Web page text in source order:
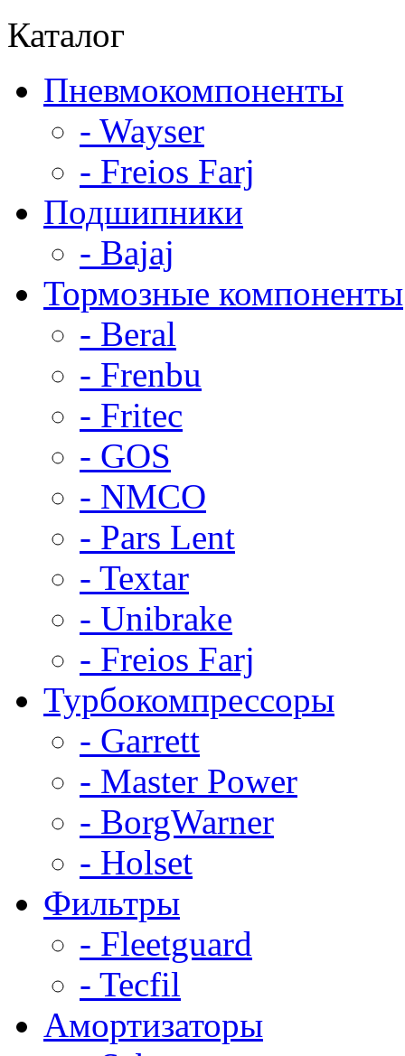
Каталог
Пневмокомпоненты
- Wayser
- Freios Farj
Подшипники
- Bajaj
Тормозные компоненты
- Beral
- Frenbu
- Fritec
- GOS
- NMCO
- Pars Lent
- Textar
- Unibrake
- Freios Farj
Турбокомпрессоры
- Garrett
- Master Power
- BorgWarner
- Holset
Фильтры
- Fleetguard
- Tecfil
Амортизаторы